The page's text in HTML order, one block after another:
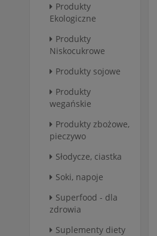
Produkty
Ekologiczne
Produkty
Niskocukrowe
Produkty sojowe
Produkty
wegańskie
Produkty zbożowe,
pieczywo
Słodycze, ciastka
Soki, napoje
Superfood - dla
zdrowia
Suplementy diety